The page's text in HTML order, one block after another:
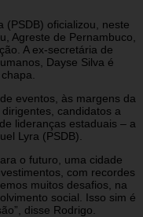
(PSDB) oficializou, neste
Agreste de Pernambuco,
A ex-secretária de
Dayse Silva é
eventos, às margens da
candidatos a
lideranças estaduais – a
Lyra (PSDB).
o futuro, uma cidade
com recordes
muitos desafios, na
social. Isso sim é
disse Rodrigo.